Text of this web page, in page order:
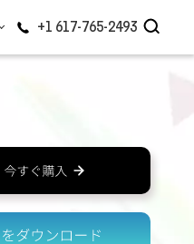
+1 617-765-2493